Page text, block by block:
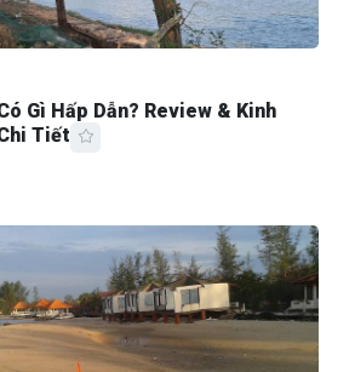
Gì Hấp Dẫn? Review & Kinh
Tiết